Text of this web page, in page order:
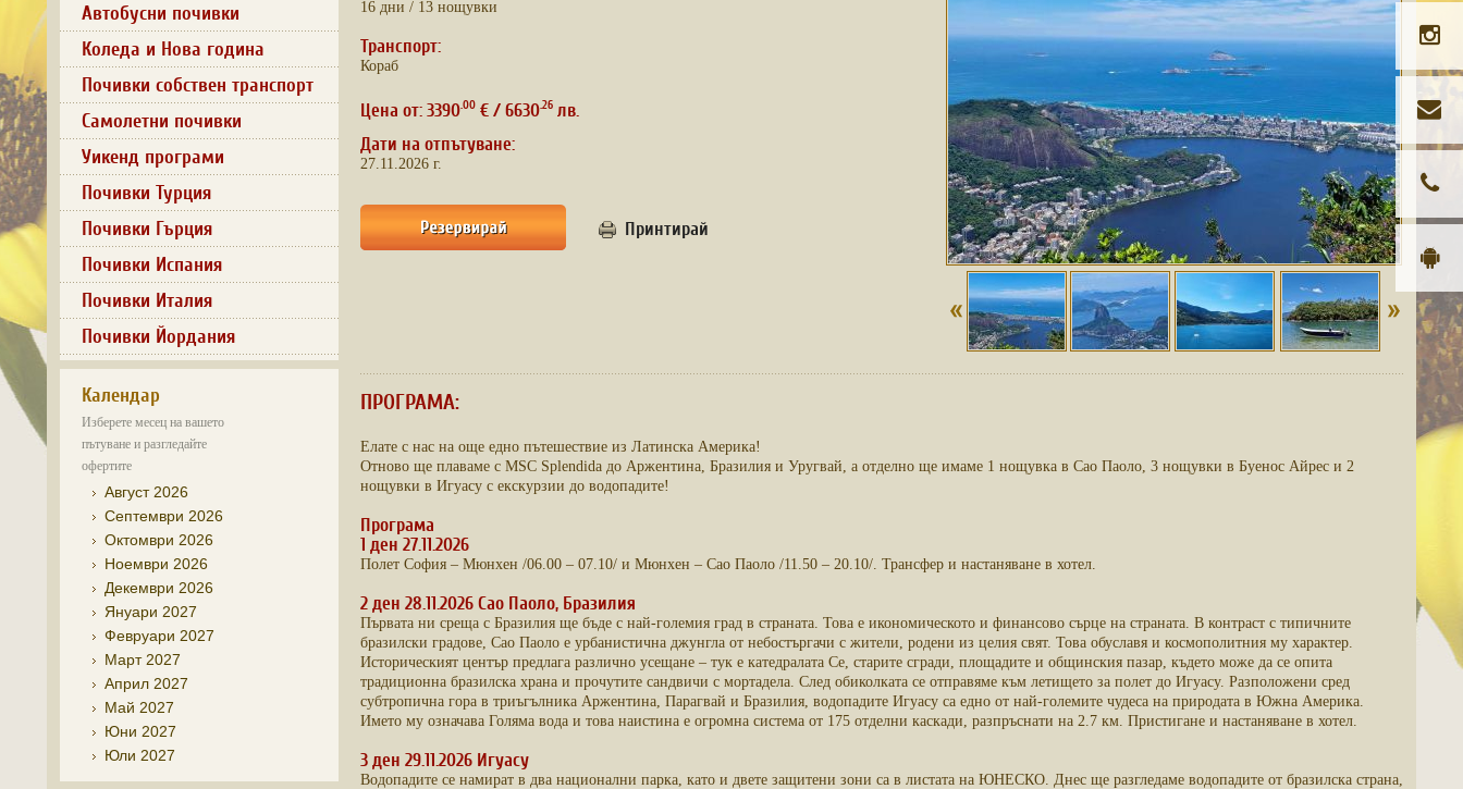
Автобусни почивки
Коледа и Нова година
Почивки собствен транспорт
Самолетни почивки
Уикенд програми
Почивки Турция
Почивки Гърция
Почивки Испания
Почивки Италия
Почивки Йордания
Календар
Изберете месец на вашето
пътуване и разгледайте
офертите
Август 2026
Септември 2026
Октомври 2026
Ноември 2026
Декември 2026
Януари 2027
Февруари 2027
Март 2027
Април 2027
Май 2027
Юни 2027
Юли 2027
16 дни / 13 нощувки
Транспорт:
Кораб
Цена от: 3390.00 € / 6630.26 лв.
Дати на отпътуване:
27.11.2026 г.
Принтирай
ПРОГРАМА:
Елате с нас на още едно пътешествие из Латинска Америка!
Отново ще плаваме с MSC Splendida до Аржентина, Бразилия и Уругвай, а отделно ще имаме 1 нощувка в Сао Паоло, 3 нощувки в Буенос Айрес и 2
нощувки в Игуасу с екскурзии до водопадите!
Програма
1 ден 27.11.2026
Полет София – Мюнхен /06.00 – 07.10/ и Мюнхен – Сао Паоло /11.50 – 20.10/. Трансфер и настаняване в хотел.
2 ден 28.11.2026 Сао Паоло, Бразилия
Първата ни среща с Бразилия ще бъде с най-големия град в страната. Това е икономическото и финансово сърце на страната. В контраст с типичните
бразилски градове, Сао Паоло е урбанистична джунгла от небостъргачи с жители, родени из целия свят. Това обуславя и космополитния му характер.
Историческият център предлага различно усещане – тук е катедралата Се, старите сгради, площадите и общинския пазар, където може да се опита
традиционна бразилска храна и прочутите сандвичи с мортадела. След обиколката се отправяме към летището за полет до Игуасу. Разположени сред
субтропична гора в триъгълника Аржентина, Парагвай и Бразилия, водопадите Игуасу са едно от най-големите чудеса на природата в Южна Америка.
Името му означава Голяма вода и това наистина е огромна система от 175 отделни каскади, разпръснати на 2.7 км. Пристигане и настаняване в хотел.
3 ден 29.11.2026 Игуасу
Водопадите се намират в два национални парка, като и двете защитени зони са в листата на ЮНЕСКО. Днес ще разгледаме водопадите от бразилска страна,